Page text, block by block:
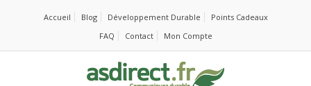
Accueil Blog Développement Durable
Points Cadeaux
FAQ
Contact Mon Compte